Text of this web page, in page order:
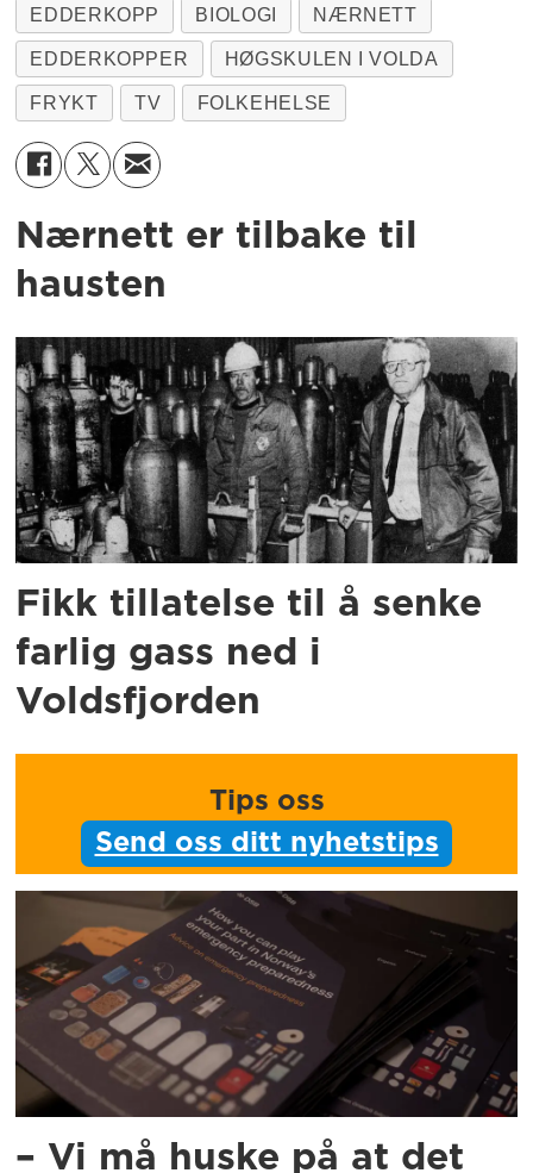
EDDERKOPP BIOLOGI NÆRNETT
EDDERKOPPER HØGSKULEN I VOLDA
FRYKT TV FOLKEHELSE
Nærnett er tilbake til
hausten
Fikk tillatelse til å senke
farlig gass ned i
Voldsfjorden
Tips oss
Send oss ditt nyhetstips
– Vi må huske på at det